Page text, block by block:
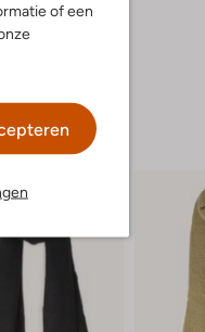
of een